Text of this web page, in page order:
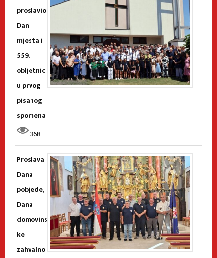
proslavio
Dan
mjesta i
559.
obljetnic
u prvog
pisanog
spomena
368
Proslava
Dana
pobjede,
Dana
domovins
ke
zahvalno